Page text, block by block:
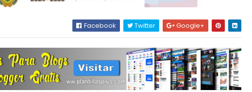
Facebook Twitter Google+